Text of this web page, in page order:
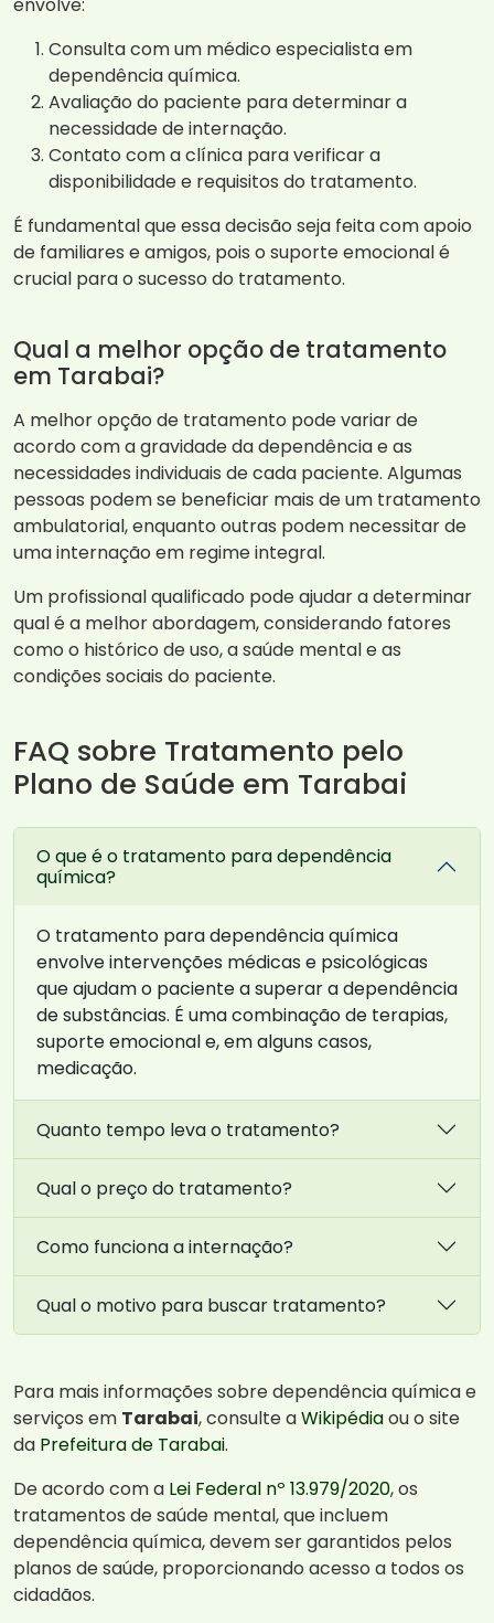
envolve:
Consulta com um médico especialista em
dependência química.
Avaliação do paciente para determinar a
necessidade de internação.
Contato com a clínica para verificar a
disponibilidade e requisitos do tratamento.
É fundamental que essa decisão seja feita com apoio
de familiares e amigos, pois o suporte emocional é
crucial para o sucesso do tratamento.
Qual a melhor opção de tratamento
em Tarabai?
A melhor opção de tratamento pode variar de
acordo com a gravidade da dependência e as
necessidades individuais de cada paciente. Algumas
pessoas podem se beneficiar mais de um tratamento
ambulatorial, enquanto outras podem necessitar de
uma internação em regime integral.
Um profissional qualificado pode ajudar a determinar
qual é a melhor abordagem, considerando fatores
como o histórico de uso, a saúde mental e as
condições sociais do paciente.
FAQ sobre Tratamento pelo
Plano de Saúde em Tarabai
O que é o tratamento para dependência
química?
O tratamento para dependência química
envolve intervenções médicas e psicológicas
que ajudam o paciente a superar a dependência
de substâncias. É uma combinação de terapias,
suporte emocional e, em alguns casos,
medicação.
Quanto tempo leva o tratamento?
Qual o preço do tratamento?
Como funciona a internação?
Qual o motivo para buscar tratamento?
Para mais informações sobre dependência química e
serviços em Tarabai, consulte aWikipédiaou o site
da Prefeitura de Tarabai.
De acordo com a Lei Federal nº 13.979/2020, os
tratamentos de saúde mental, que incluem
dependência química, devem ser garantidos pelos
planos de saúde, proporcionando acesso a todos os
cidadãos.